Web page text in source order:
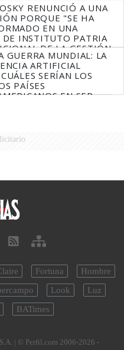
RENUNCIÓ A UNA
PORQUE "SE HA
EN UNA
DE INSTITUTO PATRIA
DE LA GESTIÓN
GUERRA MUNDIAL: LA
ARTIFICIAL
SERÍAN LOS
PAÍSES
EN SER
Fortuna
Hombre
Look
Luz
BATimes
| © Perfil.com 2006-2026 -